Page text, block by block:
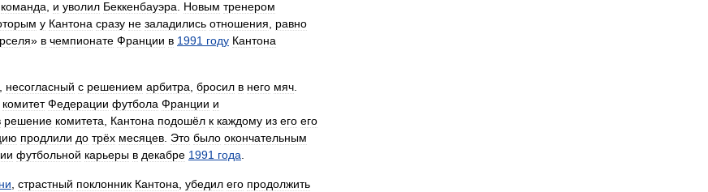
команда, и уволил Беккенбауэра. Новым тренером
у Кантона сразу не заладились отношения, равно
» в чемпионате Франции в 1991 году Кантона
, несогласный с решением арбитра, бросил в него мяч.
комитет Федерации футбола Франции и
решение комитета, Кантона подошёл к каждому из его его
продлили до трёх месяцев. Это было окончательным
футбольной карьеры в декабре 1991 года.
, страстный поклонник Кантона, убедил его продолжить